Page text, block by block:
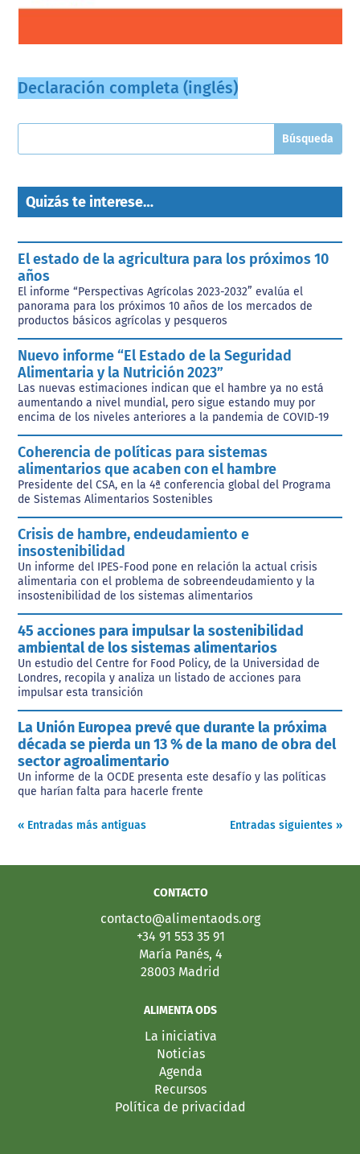
Declaración completa (inglés)
Quizás te interese…
El estado de la agricultura para los próximos 10
años
El informe “Perspectivas Agrícolas 2023-2032” evalúa el
panorama para los próximos 10 años de los mercados de
productos básicos agrícolas y pesqueros
Nuevo informe “El Estado de la Seguridad
Alimentaria y la Nutrición 2023”
Las nuevas estimaciones indican que el hambre ya no está
aumentando a nivel mundial, pero sigue estando muy por
encima de los niveles anteriores a la pandemia de COVID-19
Coherencia de políticas para sistemas
alimentarios que acaben con el hambre
Presidente del CSA, en la 4ª conferencia global del Programa
de Sistemas Alimentarios Sostenibles
Crisis de hambre, endeudamiento e
insostenibilidad
Un informe del IPES-Food pone en relación la actual crisis
alimentaria con el problema de sobreendeudamiento y la
insostenibilidad de los sistemas alimentarios
45 acciones para impulsar la sostenibilidad
ambiental de los sistemas alimentarios
Un estudio del Centre for Food Policy, de la Universidad de
Londres, recopila y analiza un listado de acciones para
impulsar esta transición
La Unión Europea prevé que durante la próxima
década se pierda un 13 % de la mano de obra del
sector agroalimentario
Un informe de la OCDE presenta este desafío y las políticas
que harían falta para hacerle frente
« Entradas más antiguas Entradas siguientes »
CONTACTO
contacto@alimentaods.org
+34 91 553 35 91
María Panés, 4
28003 Madrid
ALIMENTA ODS
La iniciativa
Noticias
Agenda
Recursos
Política de privacidad